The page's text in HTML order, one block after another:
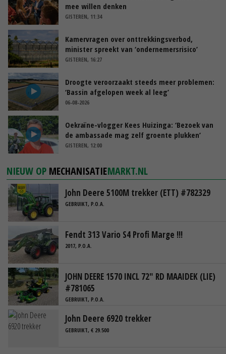
mee willen denken
GISTEREN, 11:34
Kamervragen over onttrekkingsverbod,
minister spreekt van ‘ondernemersrisico’
GISTEREN, 16:27
Droogte veroorzaakt steeds meer problemen:
‘Bassin afgelopen week al leeg’
06-08-2026
Oekraïne-vlogger Kees Huizinga: ‘Bezoek van
de ambassade mag zelf groente plukken’
GISTEREN, 12:00
NIEUW OP MECHANISATIEMARKT.NL
John Deere 5100M trekker (ETT) #782329
GEBRUIKT, P.O.A.
Fendt 313 Vario S4 Profi Marge !!!
2017, P.O.A.
JOHN DEERE 1570 INCL 72" RD MAAIDEK (LIE)
#781065
GEBRUIKT, P.O.A.
John Deere 6920 trekker
GEBRUIKT, € 29.500